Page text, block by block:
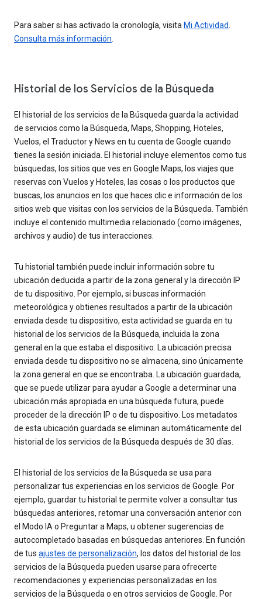
Para saber si has activado la cronología, visita Mi Actividad.
Consulta más información.
Historial de los Servicios de la Búsqueda
El historial de los servicios de la Búsqueda guarda la actividad
de servicios como la Búsqueda, Maps, Shopping, Hoteles,
Vuelos, el Traductor y News en tu cuenta de Google cuando
tienes la sesión iniciada. El historial incluye elementos como tus
búsquedas, los sitios que ves en Google Maps, los viajes que
reservas con Vuelos y Hoteles, las cosas o los productos que
buscas, los anuncios en los que haces clic e información de los
sitios web que visitas con los servicios de la Búsqueda. También
incluye el contenido multimedia relacionado (como imágenes,
archivos y audio) de tus interacciones.
Tu historial también puede incluir información sobre tu
ubicación deducida a partir de la zona general y la dirección IP
de tu dispositivo. Por ejemplo, si buscas información
meteorológica y obtienes resultados a partir de la ubicación
enviada desde tu dispositivo, esta actividad se guarda en tu
historial de los servicios de la Búsqueda, incluida la zona
general en la que estaba el dispositivo. La ubicación precisa
enviada desde tu dispositivo no se almacena, sino únicamente
la zona general en que se encontraba. La ubicación guardada,
que se puede utilizar para ayudar a Google a determinar una
ubicación más apropiada en una búsqueda futura, puede
proceder de la dirección IP o de tu dispositivo. Los metadatos
de esta ubicación guardada se eliminan automáticamente del
historial de los servicios de la Búsqueda después de 30 días.
El historial de los servicios de la Búsqueda se usa para
personalizar tus experiencias en los servicios de Google. Por
ejemplo, guardar tu historial te permite volver a consultar tus
búsquedas anteriores, retomar una conversación anterior con
el Modo IA o Preguntar a Maps, u obtener sugerencias de
autocompletado basadas en búsquedas anteriores. En función
de tus ajustes de personalización, los datos del historial de los
servicios de la Búsqueda pueden usarse para ofrecerte
recomendaciones y experiencias personalizadas en los
servicios de la Búsqueda o en otros servicios de Google. Por